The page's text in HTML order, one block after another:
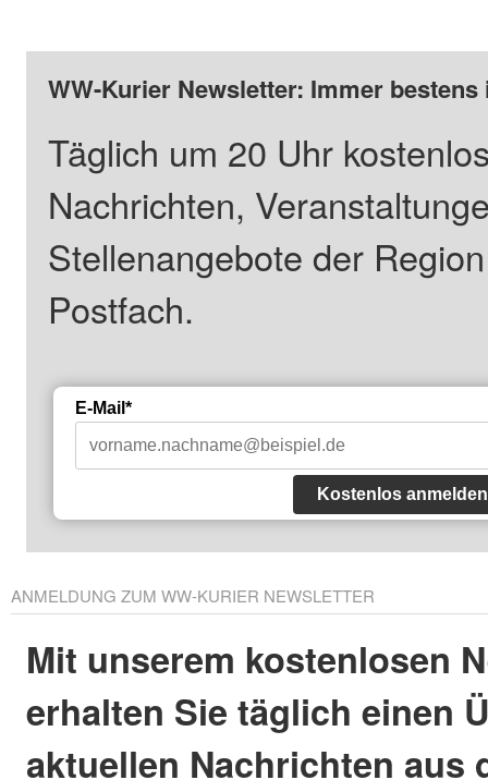
WW-Kurier Newsletter: Immer
Täglich um 20 Uhr
Nachrichten,
Stellenangebote der
Postfach.
E-Mail*
Kostenlos anmelden
ANMELDUNG ZUM WW-KURIER NEWSLETTER
Mit unserem kostenlosen
erhalten Sie täglich einen
aktuellen Nachrichten aus